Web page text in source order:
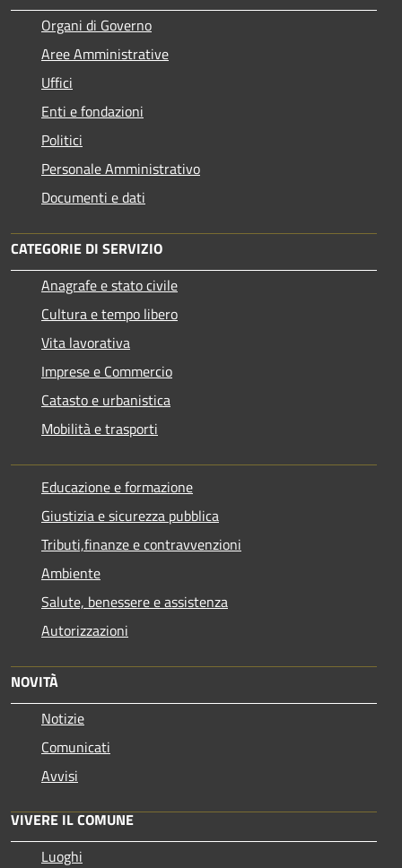
Organi di Governo
Aree Amministrative
Uffici
Enti e fondazioni
Politici
Personale Amministrativo
Documenti e dati
CATEGORIE DI SERVIZIO
Anagrafe e stato civile
Cultura e tempo libero
Vita lavorativa
Imprese e Commercio
Catasto e urbanistica
Mobilità e trasporti
Educazione e formazione
Giustizia e sicurezza pubblica
Tributi,finanze e contravvenzioni
Ambiente
Salute, benessere e assistenza
Autorizzazioni
NOVITÀ
Notizie
Comunicati
Avvisi
VIVERE IL COMUNE
Luoghi